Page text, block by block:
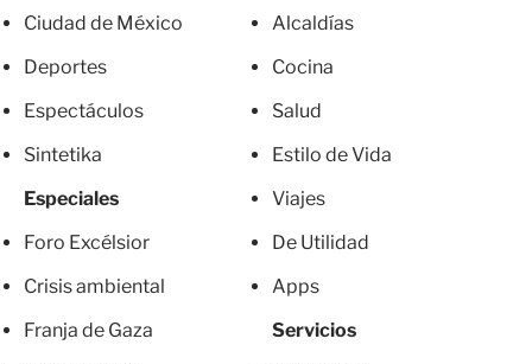
Ciudad de México
Deportes
Espectáculos
Sintetika
Especiales
Foro Excélsior
Crisis ambiental
Franja de Gaza
Alcaldías
Cocina
Salud
Estilo de Vida
Viajes
De Utilidad
Apps
Servicios